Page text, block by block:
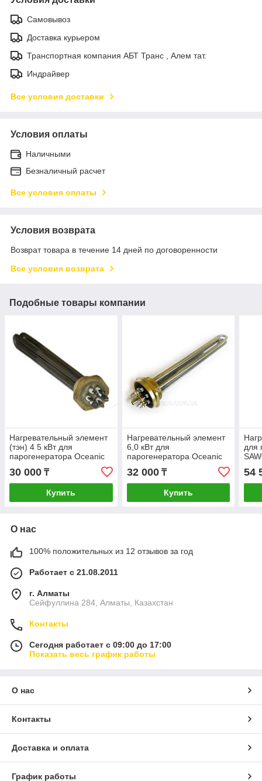
Самовывоз
Доставка курьером
Транспортная компания АБТ Транс , Алем тат.
Индрайвер
Все условия доставки
Условия оплаты
Наличными
Безналичный расчет
Все условия оплаты
Условия возврата
Возврат товара в течение 14 дней по договоренности
Все условия возврата
Подобные товары компании
Нагревательный элемент
(тэн) 4 5 кВт для
парогенератора Oceanic
30 000 ₸
Купить
Нагревательный элемент
6,0 кВт для
парогенератора Oceanic
32 000₸
Купить
для
54
О нас
100% положительных из 12 отзывов за год
Работает с 21.08.2011
г. Алматы
Сейфуллина 284, Алматы, Казахстан
Контакты
Сегодня работает с 09:00 до 17:00
Показать весь график работы
О нас
Контакты
Доставка и оплата
График работы